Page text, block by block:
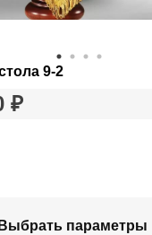
9-2
₽
Выбрать параметры